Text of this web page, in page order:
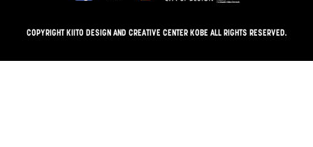
COPYRIGHT KIITO DESIGN AND CREATIVE CENTER KOBE ALL RIGHTS RESERVED.